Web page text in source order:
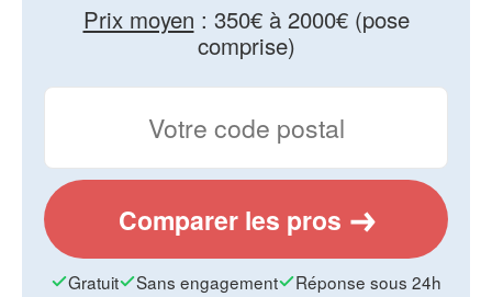
Prix moyen : 350€ à 2000€ (pose
comprise)
Comparer les pros
Gratuit Sans engagement Réponse sous 24h